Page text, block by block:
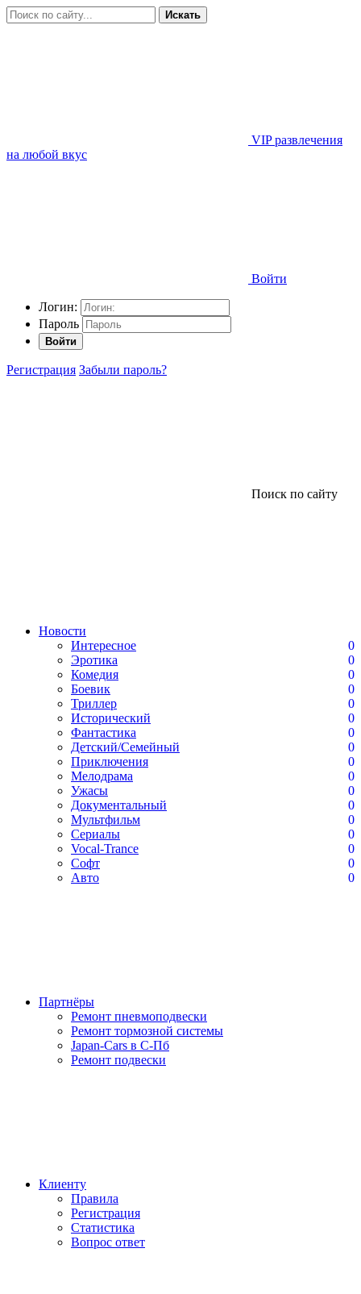
Искать
VIP развлечения
на любой вкус
Войти
Логин:
Пароль
Войти
Регистрация Забыли пароль?
Поиск по сайту
Новости
Интересное
0
Эротика
0
Комедия
0
Боевик
0
Триллер
0
Исторический
0
Фантастика
0
Детский/Семейный
0
Приключения
0
Мелодрама
0
Ужасы
0
Документальный
0
Мультфильм
0
Сериалы
0
Vocal-Trance
0
Софт
0
Авто
0
Партнёры
Ремонт пневмоподвески
Ремонт тормозной системы
Japan-Cars в С-Пб
Ремонт подвески
Клиенту
Правила
Регистрация
Статистика
Вопрос ответ